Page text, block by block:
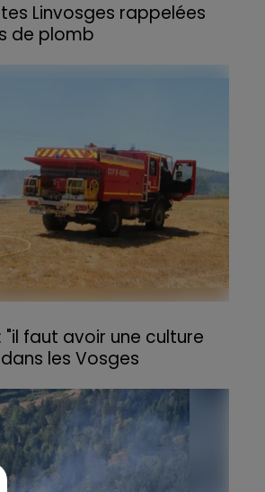
Linvosges rappelées
de plomb
: "il faut avoir une culture
les Vosges